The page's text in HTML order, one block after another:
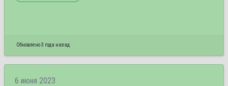
Обновлено 3 года назад
6 июня 2023